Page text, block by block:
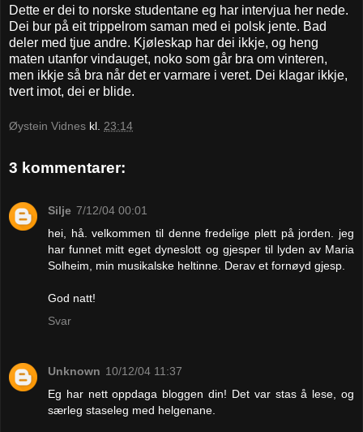
Dette er dei to norske studentane eg har intervjua her nede.
Dei bur på eit trippelrom saman med ei polsk jente. Bad
deler med tjue andre. Kjøleskap har dei ikkje, og heng
maten utanfor vindauget, noko som går bra om vinteren,
men ikkje så bra når det er varmare i veret. Dei klagar ikkje,
tvert imot, dei er blide.
Øystein Vidnes kl. 23:14
3 kommentarer:
Silje 7/12/04 00:01
hei, hå. velkommen til denne fredelige plett på jorden. jeg
har funnet mitt eget dyneslott og gjesper til lyden av Maria
Solheim, min musikalske heltinne. Derav et fornøyd gjesp.
God natt!
Svar
Unknown 10/12/04 11:37
Eg har nett oppdaga bloggen din! Det var stas å lese, og
særleg staseleg med helgenane.